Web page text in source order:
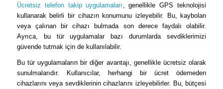
Ücretsiz telefon takip uygulamaları , genellikle GPS teknolojisi
kullanarak belirli bir cihazın konumunu izleyebilir. Bu, kaybolan
veya çalınan bir cihazı bulmada son derece faydalı olabilir.
Ayrıca, bu tür uygulamalar bazı durumlarda sevdiklerimizi
güvende tutmak için de kullanılabilir.
Bu tür uygulamaların bir diğer avantajı, genellikle ücretsiz olarak
sunulmalarıdır. Kullanıcılar, herhangi bir ücret ödemeden
cihazlarını veya sevdiklerinin cihazlarını izleyebilirler. Bu, bütçesi